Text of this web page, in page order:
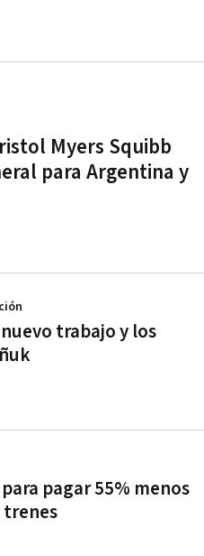
Myers Squibb
para Argentina y
trabajo y los
pagar 55% menos
trenes